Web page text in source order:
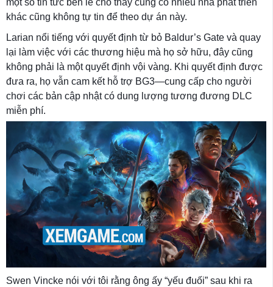
một số tin tức bên lề cho thấy cũng có nhiều nhà phát triển
khác cũng không tự tin để theo dự án này.
Larian nổi tiếng với quyết định từ bỏ Baldur’s Gate và quay
lại làm việc với các thương hiệu mà họ sở hữu, đây cũng
không phải là một quyết định vội vàng. Khi quyết định được
đưa ra, họ vẫn cam kết hỗ trợ BG3—cung cấp cho người
chơi các bản cập nhật có dung lượng tương đương DLC ​​
miễn phí.
Swen Vincke nói với tôi rằng ông ấy “yếu đuối” sau khi ra